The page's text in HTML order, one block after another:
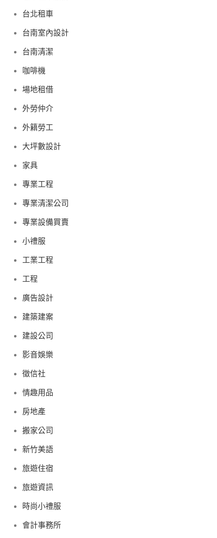
台北租車
台南室內設計
台南清潔
咖啡機
場地租借
外勞仲介
外籍勞工
大坪數設計
家具
專業工程
專業清潔公司
專業設備買賣
小禮服
工業工程
工程
廣告設計
建築建案
建設公司
影音娛樂
徵信社
情趣用品
房地產
搬家公司
新竹美語
旅遊住宿
旅遊資訊
時尚小禮服
會計事務所